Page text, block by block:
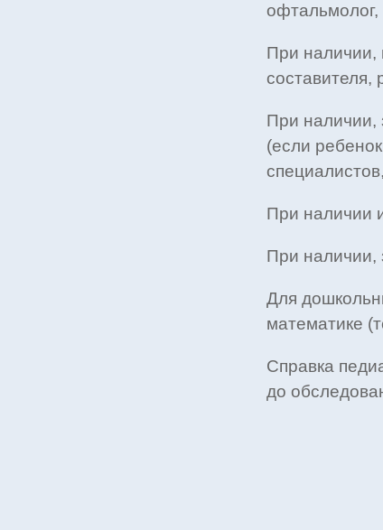
офтальмолог,
При наличии,
составителя,
При наличии,
(если
При наличии
При
Для
математике
Справка
до